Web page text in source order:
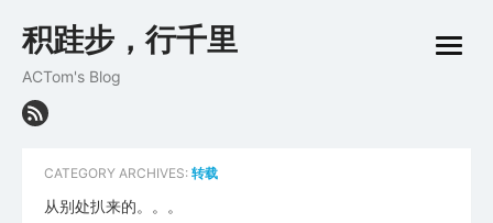
to
积跬步，行千里
ACTom's Blog
open
CATEGORY ARCHIVES: 转载
从别处扒来的。。。